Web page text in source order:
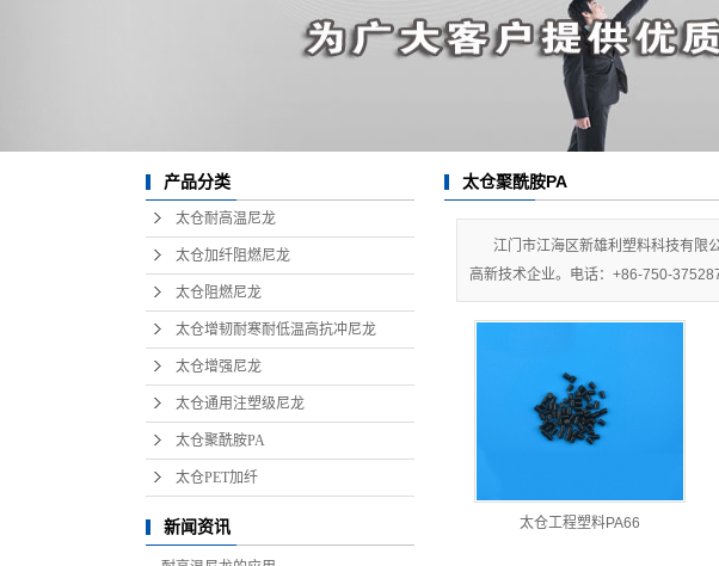
冲尼龙
太仓增强尼龙
太仓聚酰胺PA
太仓PET加纤
产品分类
太仓耐高温尼龙
太仓加纤阻燃尼龙
太仓阻燃尼龙
太仓增韧耐寒耐低温高抗冲尼龙
太仓增强尼龙
太仓通用注塑级尼龙
太仓聚酰胺PA
太仓PET加纤
新闻资讯
太仓聚酰胺PA
江门市江海区新雄利塑料科技有限
高新技术企业。电话：+86-750-
太仓工程塑料PA66